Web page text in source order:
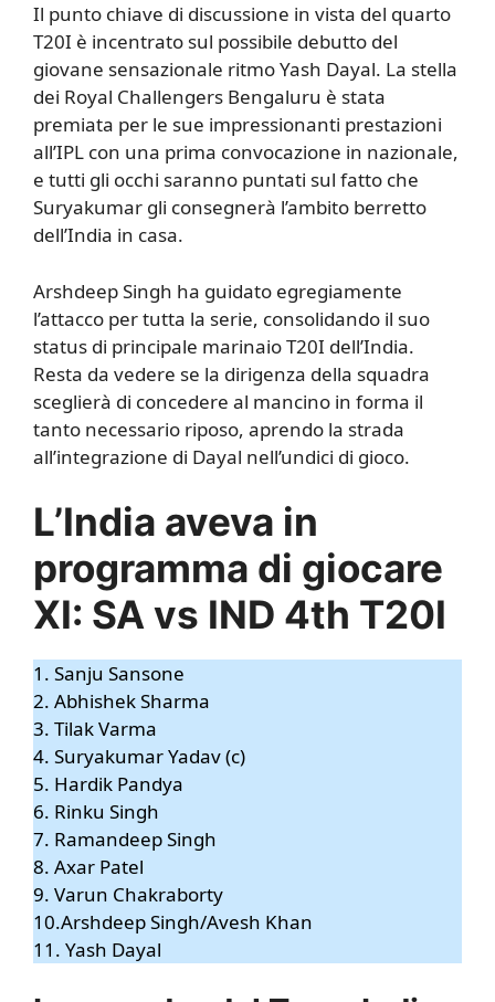
Il punto chiave di discussione in vista del quarto
T20I è incentrato sul possibile debutto del
giovane sensazionale ritmo Yash Dayal. La stella
dei Royal Challengers Bengaluru è stata
premiata per le sue impressionanti prestazioni
all’IPL con una prima convocazione in nazionale,
e tutti gli occhi saranno puntati sul fatto che
Suryakumar gli consegnerà l’ambito berretto
dell’India in casa.
Arshdeep Singh ha guidato egregiamente
l’attacco per tutta la serie, consolidando il suo
status di principale marinaio T20I dell’India.
Resta da vedere se la dirigenza della squadra
sceglierà di concedere al mancino in forma il
tanto necessario riposo, aprendo la strada
all’integrazione di Dayal nell’undici di gioco.
L’India aveva in
programma di giocare
XI: SA vs IND 4th T20I
1. Sanju Sansone
2. Abhishek Sharma
3. Tilak Varma
4. Suryakumar Yadav (c)
5. Hardik Pandya
6. Rinku Singh
7. Ramandeep Singh
8. Axar Patel
9. Varun Chakraborty
10.Arshdeep Singh/Avesh Khan
11. Yash Dayal